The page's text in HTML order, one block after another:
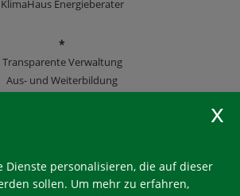
KlimaHaus Energieberater
*
Transparente Verwaltung
Aus- und Weiterbildung
Dienste personalisieren, die auf dieser
sollen. Um mehr zu erfahren,